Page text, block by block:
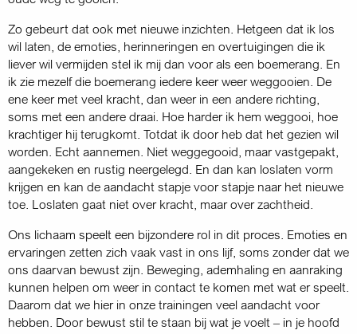
Zo gebeurt dat ook met nieuwe inzichten. Hetgeen dat ik los
wil laten, de emoties, herinneringen en overtuigingen die ik
liever wil vermijden stel ik mij dan voor als een boemerang. En
ik zie mezelf die boemerang iedere keer weer weggooien. De
ene keer met veel kracht, dan weer in een andere richting,
soms met een andere draai. Hoe harder ik hem weggooi, hoe
krachtiger hij terugkomt. Totdat ik door heb dat het gezien wil
worden. Echt aannemen. Niet weggegooid, maar vastgepakt,
aangekeken en rustig neer­gelegd. En dan kan loslaten vorm
krijgen en kan de aandacht stapje voor stapje naar het nieuwe
toe. Loslaten gaat niet over kracht, maar over zacht­heid.
Ons lichaam speelt een bijzondere rol in dit proces. Emoties en
ervaringen zetten zich vaak vast in ons lijf, soms zonder dat we
ons daarvan bewust zijn. Beweging, ademhaling en aanraking
kunnen helpen om weer in contact te komen met wat er speelt.
Daarom dat we hier in onze trainingen veel aan­dacht voor
hebben. Door bewust stil te staan bij wat je voelt – in je hoofd